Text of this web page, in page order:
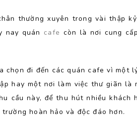
thường xuyên trong vài thập kỷ
nay quán cafe còn là nơi cung
đi đến các quán cafe vì một
hay một nơi làm việc thư giãn là
cầu này, để thu hút nhiều khách
hoàn hảo và độc đáo hơn.